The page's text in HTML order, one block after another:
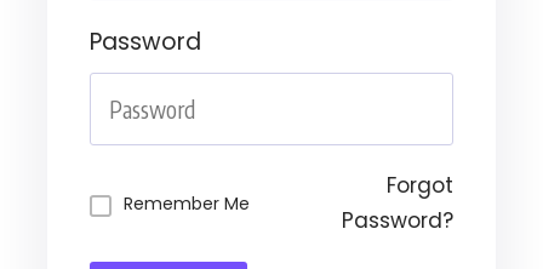
Password
Remember Me
Forgot
Password?